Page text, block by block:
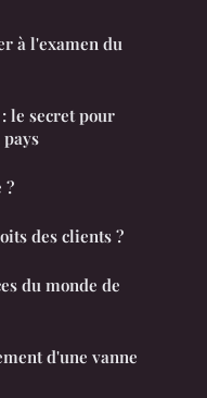
à l'examen du
le secret pour
?
des clients ?
du monde de
d'une vanne